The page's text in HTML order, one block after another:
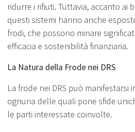
ridurre i rifiuti. Tuttavia, accanto ai
questi sistemi hanno anche
frodi, che possono minare
efficacia e sostenibilità finanziaria.
La Natura della Frode nei DRS
La frode nei DRS può manifestarsi
ognuna delle quali pone sfide
le parti interessate coinvolte.